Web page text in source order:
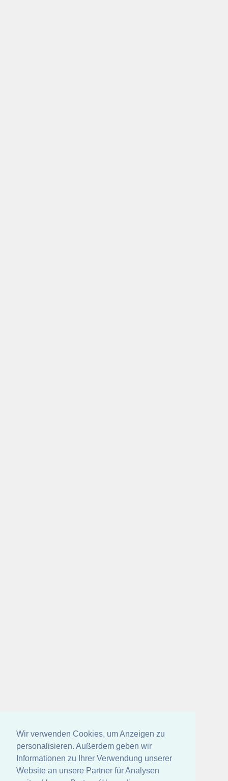
Wir verwenden Cookies, um Anzeigen zu
personalisieren. Außerdem geben wir
Informationen zu Ihrer Verwendung unserer
Website an unsere Partner für Analysen